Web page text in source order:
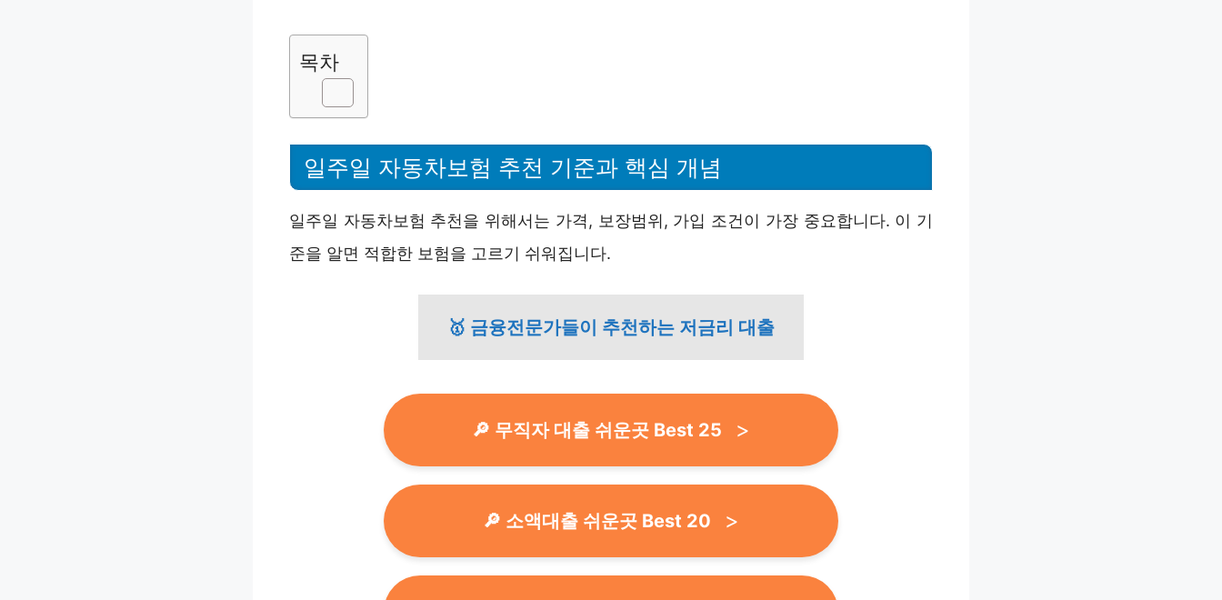
목차
일주일 자동차보험 추천 기준과 핵심 개념
일주일 자동차보험 추천을 위해서는 가격, 보장범위, 가입 조건이 가장 중요합니다. 이 기
준을 알면 적합한 보험을 고르기 쉬워집니다.
🥇 금융전문가들이 추천하는 저금리 대출
🔎 무직자 대출 쉬운곳 Best 25
🔎 소액대출 쉬운곳 Best 20